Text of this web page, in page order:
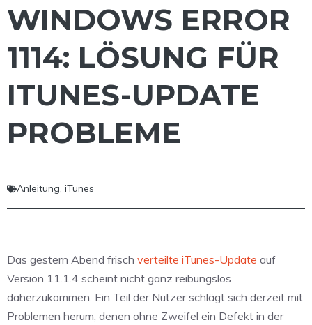
WINDOWS ERROR
1114: LÖSUNG FÜR
ITUNES-UPDATE
PROBLEME
Anleitung, iTunes
Das gestern Abend frisch verteilte iTunes-Update auf
Version 11.1.4 scheint nicht ganz reibungslos
daherzukommen. Ein Teil der Nutzer schlägt sich derzeit mit
Problemen herum, denen ohne Zweifel ein Defekt in der